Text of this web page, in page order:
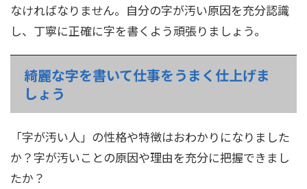
なければなりません。自分の字が汚い原因を充分認識
し、丁寧に正確に字を書くよう頑張りましょう。
綺麗な字を書いて仕事をうまく仕上げま
しょう
「字が汚い人」の性格や特徴はおわかりになりました
か？字が汚いことの原因や理由を充分に把握できまし
たか？